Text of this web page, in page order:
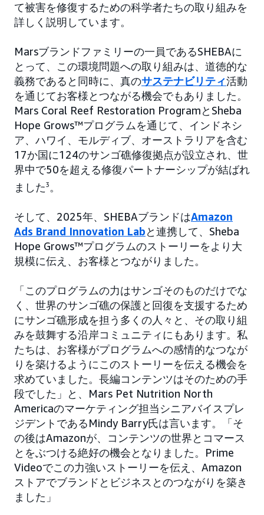
て被害を修復するための科学者たちの取り組みを
詳しく説明しています。
Marsブランドファミリーの一員であるSHEBAに
とって、この環境問題への取り組みは、道徳的な
義務であると同時に、真のサステナビリティ活動
を通じてお客様とつながる機会でもありました。
Mars Coral Reef Restoration ProgramとSheba
Hope Grows™プログラムを通じて、インドネシ
ア、ハワイ、モルディブ、オーストラリアを含む
17か国に124のサンゴ礁修復拠点が設立され、世
界中で50を超える修復パートナーシップが結ばれ
ました3 。
そして、2025年、SHEBAブランドはAmazon
Ads Brand Innovation Labと連携して、Sheba
Hope Grows™プログラムのストーリーをより大
規模に伝え、お客様とつながりました。
「このプログラムの力はサンゴそのものだけでな
く、世界のサンゴ礁の保護と回復を支援するため
にサンゴ礁形成を担う多くの人々と、その取り組
みを鼓舞する沿岸コミュニティにもあります。私
たちは、お客様がプログラムへの感情的なつなが
りを築けるようにこのストーリーを伝える機会を
求めていました。長編コンテンツはそのための手
段でした」と、Mars Pet Nutrition North
Americaのマーケティング担当シニアバイスプレ
ジデントであるMindy Barry氏は言います。「そ
の後はAmazonが、コンテンツの世界とコマース
とをぶつける絶好の機会となりました。Prime
Videoでこの力強いストーリーを伝え、Amazon
ストアでブランドとビジネスとのつながりを築き
ました」